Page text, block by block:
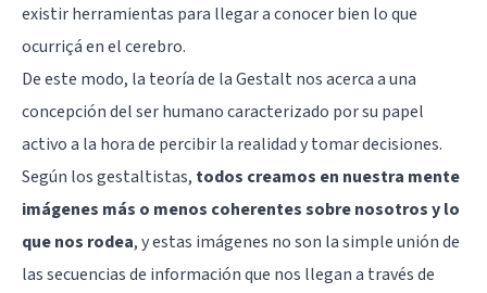
existir herramientas para llegar a conocer bien lo que
ocurriçá en el cerebro.
De este modo, la teoría de la Gestalt nos acerca a una
concepción del ser humano caracterizado por su papel
activo a la hora de percibir la realidad y tomar decisiones.
Según los gestaltistas, todos creamos en nuestra mente
imágenes más o menos coherentes sobre nosotros y lo
que nos rodea, y estas imágenes no son la simple unión de
las secuencias de información que nos llegan a través de